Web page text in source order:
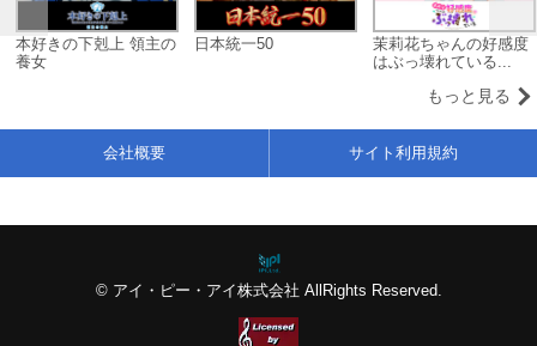
本好きの下剋上 領主の
養女
日本統一50
茉莉花ちゃんの好感度
はぶっ壊れている...
もっと見る
© アイ・ピー・アイ株式会社 AllRights Reserved.
会社概要 サイト利用規約